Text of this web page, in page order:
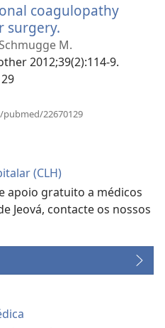
janela)
coagulopathy
surgery.
uma
nova
M.
2012;39(2):114-9.
22670129
(CLH)
apoio gratuito a médicos
Jeová, contacte os nossos